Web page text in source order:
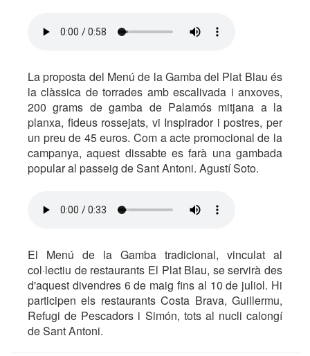
La proposta del Menú de la Gamba del Plat Blau és
la clàssica de torrades amb escalivada i anxoves,
200 grams de gamba de Palamós mitjana a la
planxa, fideus rossejats, vi Inspirador i postres, per
un preu de 45 euros. Com a acte promocional de la
campanya, aquest dissabte es farà una gambada
popular al passeig de Sant Antoni. Agustí Soto.
El Menú de la Gamba tradicional, vinculat al
col·lectiu de restaurants El Plat Blau, se servirà des
d'aquest divendres 6 de maig fins al 10 de juliol. Hi
participen els restaurants Costa Brava, Guillermu,
Refugi de Pescadors i Simón, tots al nucli calongí
de Sant Antoni.